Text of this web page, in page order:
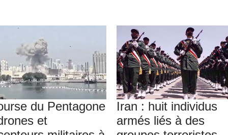
du Pentagone
et
Iran : huit individus
armés liés à des